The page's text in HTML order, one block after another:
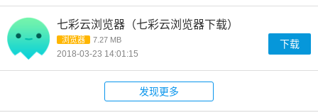
七彩云浏览器（七彩云浏览器下载）
浏览器 7.27 MB
2018-03-23 14:01:15
下载
发现更多